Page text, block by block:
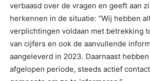
verbaasd over de vragen en geeft aan
herkennen in de situatie: “Wij hebben
verplichtingen voldaan met betrekking
van cijfers en ook de aanvullende
aangeleverd in 2023. Daarnaast
afgelopen periode, steeds actief